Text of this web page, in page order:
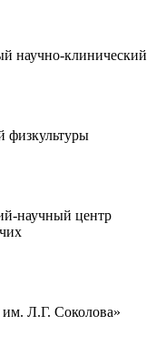
научно-клинический
физкультуры
научный центр
им. Л.Г. Соколова»